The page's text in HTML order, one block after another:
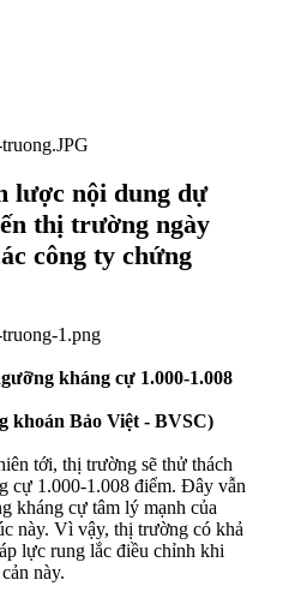
lược nội dung dự
thị trường ngày
công ty chứng
kháng cự 1.000-1.008
khoán Bảo Việt - BVSC)
tới, thị trường sẽ thử thách
cự 1.000-1.008 điểm. Đây vẫn
kháng cự tâm lý mạnh của
này. Vì vậy, thị trường có khả
lực rung lắc điều chỉnh khi
này.